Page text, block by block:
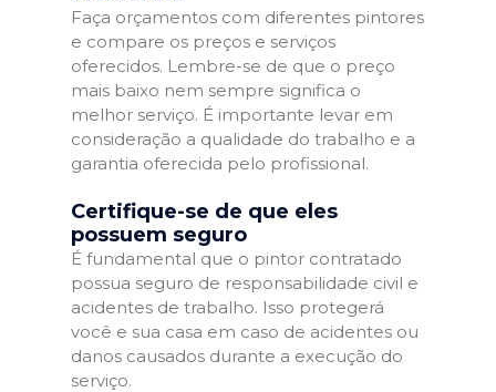
Faça orçamentos com diferentes pintores
e compare os preços e serviços
oferecidos. Lembre-se de que o preço
mais baixo nem sempre significa o
melhor serviço. É importante levar em
consideração a qualidade do trabalho e a
garantia oferecida pelo profissional.
Certifique-se de que eles
possuem seguro
É fundamental que o pintor contratado
possua seguro de responsabilidade civil e
acidentes de trabalho. Isso protegerá
você e sua casa em caso de acidentes ou
danos causados durante a execução do
serviço.